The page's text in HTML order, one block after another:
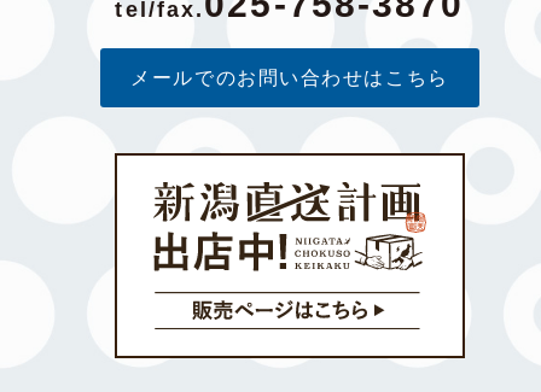
tel/fax.
メールでのお問い合わせはこちら